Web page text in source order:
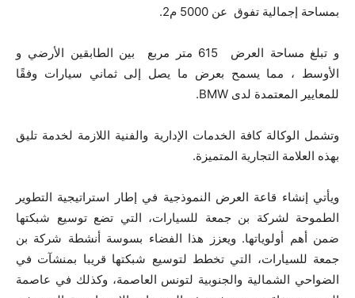
بمساحة إجمالية تفوق عن 5000 م2.
و تبلغ مساحة العرض 615 متر مربع بين الطابقين الأرضي و
الأوسط ، مما يسمح بعرض ما يصل إلى ثماني سيارات وفقًا
للمعايير المعتمدة لدى BMW.
وتشمل الوكالة كافة الخدمات الإدارية والفنية اللازمة لخدمة تليق
بهذه العلامة التجارية المتميزة.
ويأتي إنشاء قاعة العرض النموذجية في إطار استراتيجية التطوير
الطموحة لشركة بن جمعة للسيارات، التي تضع توسيع شبكتها
ضمن أهم أولوياتها. ويعزز هذا الفضاء بسوسة أنشطة شركة بن
جمعة للسيارات، التي تخطط لتوسيع شبكتها قريبا بمنشآت في
الضواحي الشمالية والجنوبية لتونس العاصمة، وكذلك في عاصمة